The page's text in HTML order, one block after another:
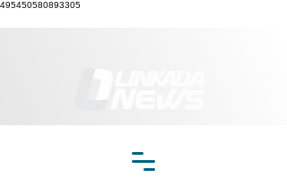
495450580893305